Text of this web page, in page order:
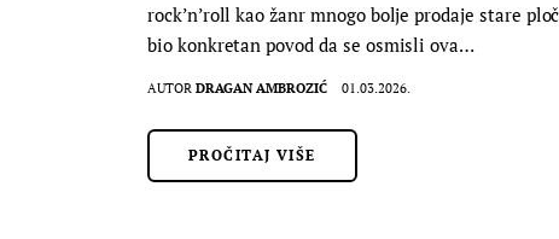
rock’n’roll kao žanr mnogo bolje prodaje stare
bio konkretan povod da se osmisli ova…
AUTOR DRAGAN AMBROZIĆ 01.03.2026.
PROČITAJ VIŠE